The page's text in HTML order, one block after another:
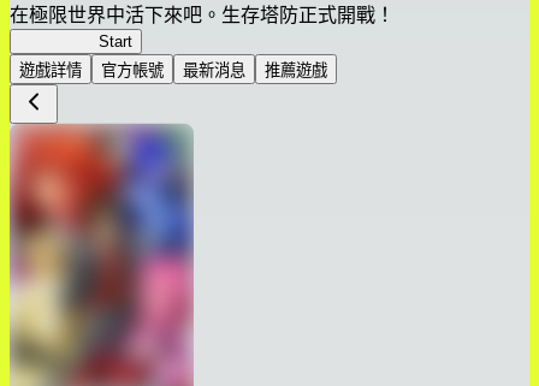
在極限世界中活下來吧。生存塔防正式開戰！
Start
遊戲詳情
官方帳號 最新消息 推薦遊戲